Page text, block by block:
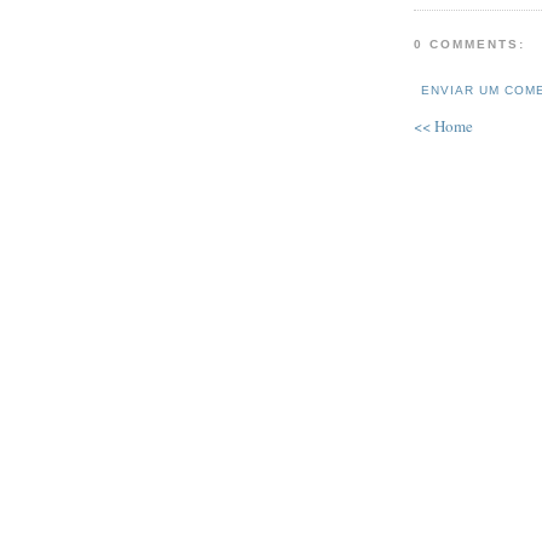
0 COMMENTS:
ENVIAR UM
<< Home